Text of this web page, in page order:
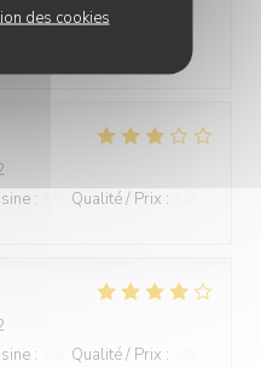
des cookiesservice
: Qualité / Prix :
: Qualité / Prix :